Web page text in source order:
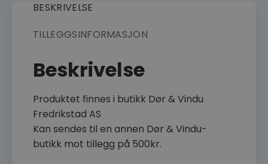
BESKRIVELSE
TILLEGGSINFORMASJON
Beskrivelse
Produktet finnes i butikk Dør & Vindu
Fredrikstad AS
Kan sendes til en annen Dør & Vindu-
butikk mot tillegg på 500kr.